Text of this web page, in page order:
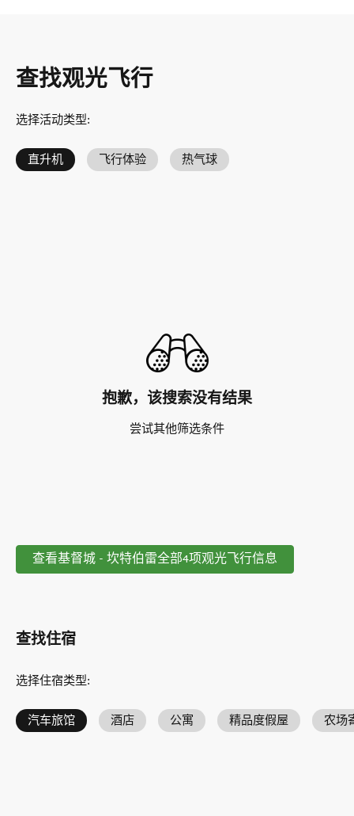
查找观光飞行
选择活动类型:
直升机 飞行体验 热气球
抱歉，该搜索没有结果
尝试其他筛选条件
查看基督城 - 坎特伯雷全部4项观光飞行信息
查找住宿
选择住宿类型:
汽车旅馆 酒店 公寓 精品度假屋 农场